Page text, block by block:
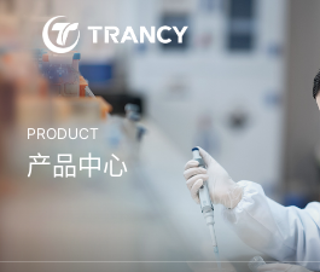
PRODUCT
产品中心